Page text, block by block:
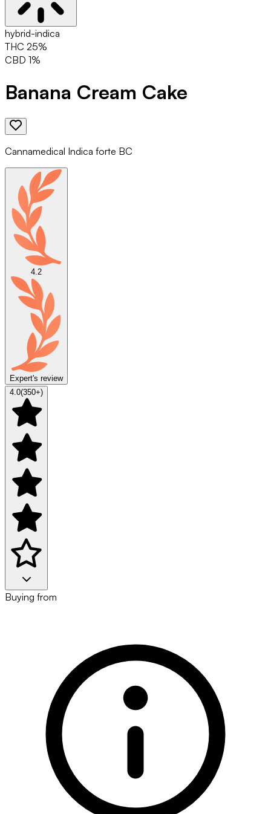
hybrid-indica
THC 25%
CBD 1%
Banana Cream Cake
Cannamedical Indica forte BC
4.2
Expert's review
4.0(350+)
Buying from